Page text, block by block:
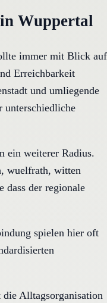
Wuppertal
immer mit Blick auf
Erreichbarkeit
und umliegende
unterschiedliche
ein weiterer Radius.
wuelfrath, witten
dass der regionale
spielen hier oft
Alltagsorganisation